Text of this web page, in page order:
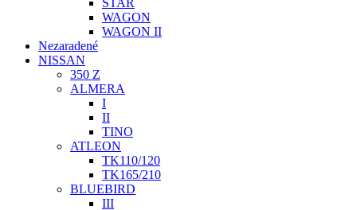
STAR
WAGON
WAGON II
Nezaradené
NISSAN
350 Z
ALMERA
I
II
TINO
ATLEON
TK110/120
TK165/210
BLUEBIRD
III